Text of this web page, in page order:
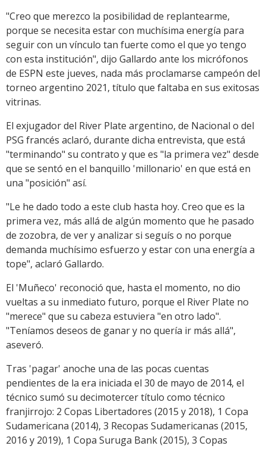
"Creo que merezco la posibilidad de replantearme,
porque se necesita estar con muchísima energía para
seguir con un vínculo tan fuerte como el que yo tengo
con esta institución", dijo Gallardo ante los micrófonos
de ESPN este jueves, nada más proclamarse campeón del
torneo argentino 2021, título que faltaba en sus exitosas
vitrinas.
El exjugador del River Plate argentino, de Nacional o del
PSG francés aclaró, durante dicha entrevista, que está
"terminando" su contrato y que es "la primera vez" desde
que se sentó en el banquillo 'millonario' en que está en
una "posición" así.
"Le he dado todo a este club hasta hoy. Creo que es la
primera vez, más allá de algún momento que he pasado
de zozobra, de ver y analizar si seguís o no porque
demanda muchísimo esfuerzo y estar con una energía a
tope", aclaró Gallardo.
El 'Muñeco' reconoció que, hasta el momento, no dio
vueltas a su inmediato futuro, porque el River Plate no
"merece" que su cabeza estuviera "en otro lado".
"Teníamos deseos de ganar y no quería ir más allá",
aseveró.
Tras 'pagar' anoche una de las pocas cuentas
pendientes de la era iniciada el 30 de mayo de 2014, el
técnico sumó su decimotercer título como técnico
franjirrojo: 2 Copas Libertadores (2015 y 2018), 1 Copa
Sudamericana (2014), 3 Recopas Sudamericanas (2015,
2016 y 2019), 1 Copa Suruga Bank (2015), 3 Copas